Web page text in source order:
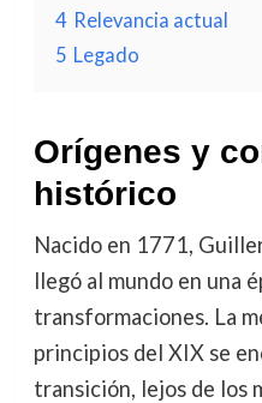
4 Relevancia actual
5 Legado
Orígenes y
histórico
Nacido en 1771,
llegó al mundo en una
transformaciones. La
principios del XIX se
transición, lejos de los